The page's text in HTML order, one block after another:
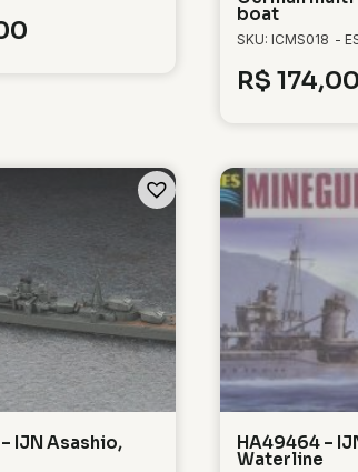
boat
SKU: ICMS018 -
R$ 174,00
IJN Asashio, HA49464 –
Waterline